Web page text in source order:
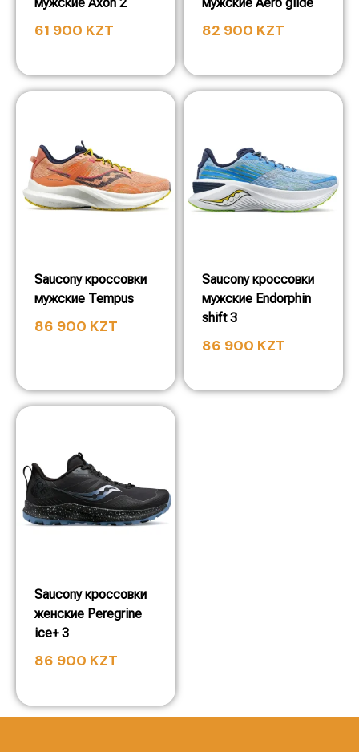
61 900 KZT 82 900 KZT
Saucony кроссовки
мужские Tempus
86 900 KZT
Saucony кроссовки
мужские Endorphin
shift 3
86 900 KZT
Saucony кроссовки
женские Peregrine
ice+ 3
86 900 KZT